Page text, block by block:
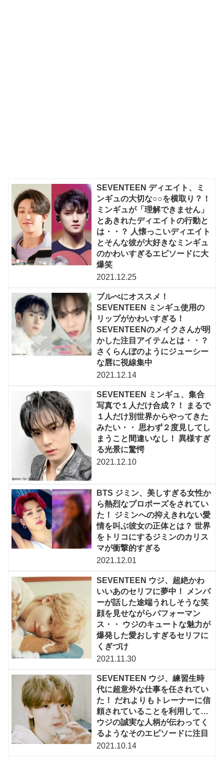
SEVENTEEN ディエイト、ミ
ンギュの大切な○○を横取り？！
ミンギュが「理解できません」
とあきれたディエイトの行動と
は・・？ 人懐っこいディエイト
とそんな彼が大好きなミンギュ
のかわいすぎるエピソードに大
爆笑
2021.12.25
ブルべにオススメ！
SEVENTEEN ミンギュ使用の
リップがかわいすぎる！
SEVENTEENのメイクさんが明
かした注目アイテムとは・・？
さくらんぼのようにジューシー
な唇に視線集中
2021.12.14
SEVENTEEN ミンギュ、集合
写真で１人だけ合成？！ まるで
１人だけ別世界からやってきた
みたい・・ 思わず２度見してし
まうこと間違いなし！ 異様すぎ
る光景に驚愕
2021.12.10
BTS ジミン、美しすぎる女性か
ら熱烈なプロポーズをされてい
た！ ジミンへの抑えきれない愛
情を叫ぶ彼女の正体とは？ 世界
をトリコにするジミンのカリス
マが衝撃的すぎる
2021.12.01
SEVENTEEN ウジ、超絶かわ
いいあのセリフに夢中！ メンバ
ーが話した途端うれしそうな笑
顔を見せながらパフォーマン
ス・・ ウジのキュートな魅力が
爆発した愛おしすぎるセリフに
くぎづけ
2021.11.30
SEVENTEEN ウジ、練習生時
代に超意外な仕事を任されてい
た！ だれよりもトレーナーに信
頼されていることを利用して…
ウジの誠実な人柄が伝わってく
るようなそのエピソードに注目
2021.10.14